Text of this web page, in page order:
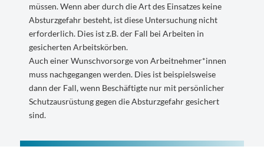
müssen. Wenn aber durch die Art des Einsatzes keine
Absturzgefahr besteht, ist diese Untersuchung nicht
erforderlich. Dies ist z.B. der Fall bei Arbeiten in
gesicherten Arbeitskörben.
Auch einer Wunschvorsorge von Arbeitnehmer*innen
muss nachgegangen werden. Dies ist beispielsweise
dann der Fall, wenn Beschäftigte nur mit persönlicher
Schutzausrüstung gegen die Absturzgefahr gesichert
sind.